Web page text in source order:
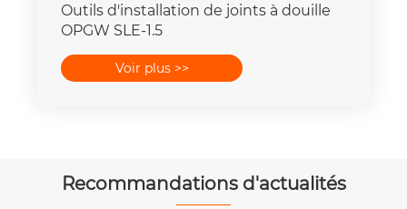
Outils d'installation de joints à douille
OPGW SLE-1.5
Voir plus >>
Recommandations d'actualités